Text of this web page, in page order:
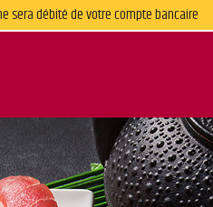
sera débité de votre compte bancaire